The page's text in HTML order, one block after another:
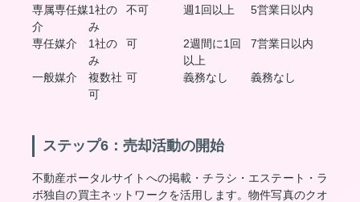
専属専任媒
介
1社の
み
不可 週1回以上 5営業日以内
専任媒介
1社の
み
可
2週間に1回
以上
7営業日以内
一般媒介
複数社
可
可 義務なし 義務なし
ステップ6：売却活動の開始
不動産ポータルサイトへの掲載・チラシ・エステート・ラ
ボ独自の買主ネットワークを活用します。物件写真のクオ